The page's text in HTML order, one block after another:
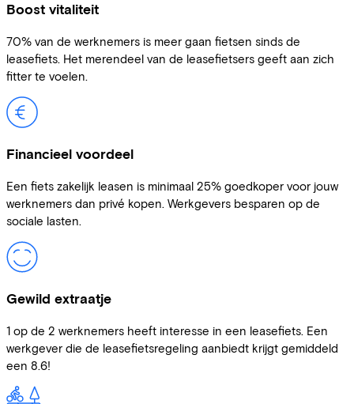
Boost vitaliteit
70% van de werknemers is meer gaan fietsen sinds de
leasefiets. Het merendeel van de leasefietsers geeft aan zich
fitter te voelen.
Financieel voordeel
Een fiets zakelijk leasen is minimaal 25% goedkoper voor jouw
werknemers dan privé kopen. Werkgevers besparen op de
sociale lasten.
Gewild extraatje
1 op de 2 werknemers heeft interesse in een leasefiets. Een
werkgever die de leasefietsregeling aanbiedt krijgt gemiddeld
een 8.6!